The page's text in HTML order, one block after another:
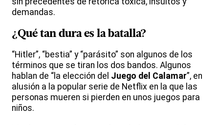
demandas.
¿Qué tan dura es la batalla?
“Hitler”, “bestia” y “parásito” son algunos de los
términos que se tiran los dos bandos. Algunos
hablan de “la elección del Juego del Calamar”, en
alusión a la popular serie de Netflix en la que las
personas mueren si pierden en unos juegos para
niños.